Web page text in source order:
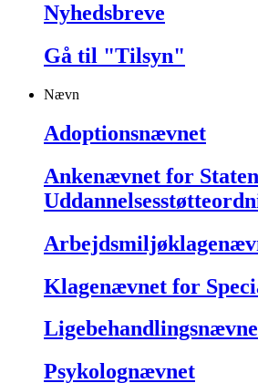
Nyhedsbreve
Gå til "Tilsyn"
Nævn
Adoptionsnævnet
Ankenævnet for
Klagenævnet for
Psykolognævnet